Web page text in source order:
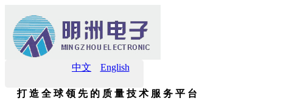
中文 English
打 造 全 球 领 先 的 质 量 技 术 服 务 平 台